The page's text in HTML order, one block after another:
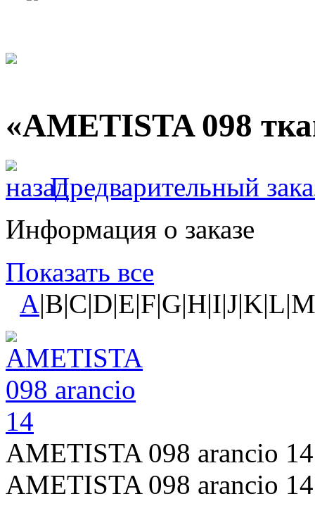
«AMETISTA 098
Предварительный
Информация о заказе
Показать все
A
AMETISTA 098 arancio 14
AMETISTA 098 arancio 14